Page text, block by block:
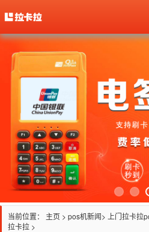
当前位置： 主页 > pos机新闻> 上门拉卡拉
拉卡拉 >